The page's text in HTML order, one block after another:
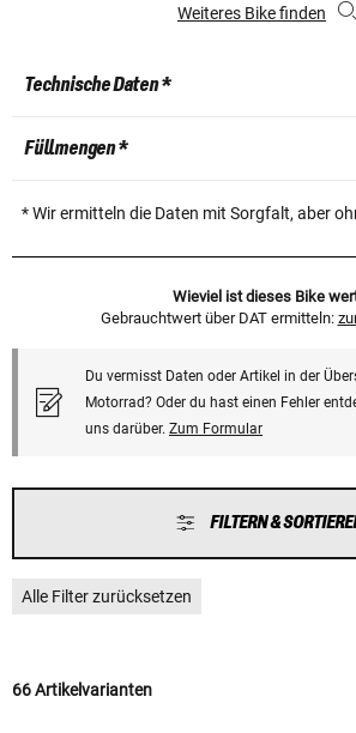
Weiteres Bike finden
Technische Daten *
Füllmengen *
* Wir ermitteln die Daten mit Sorgfalt, aber
Wieviel ist dieses Bike
Gebrauchtwert über DAT ermitteln:
Du vermisst Daten oder Artikel in der
Motorrad? Oder du hast einen Fehler
uns darüber. Zum Formular
FILTERN &
Alle Filter zurücksetzen
66 Artikelvarianten